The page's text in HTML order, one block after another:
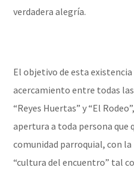
verdadera alegría.
El objetivo de esta
acercamiento entre todas
“Reyes Huertas” y “El
apertura a toda persona que
comunidad parroquial, con
“cultura del encuentro” tal